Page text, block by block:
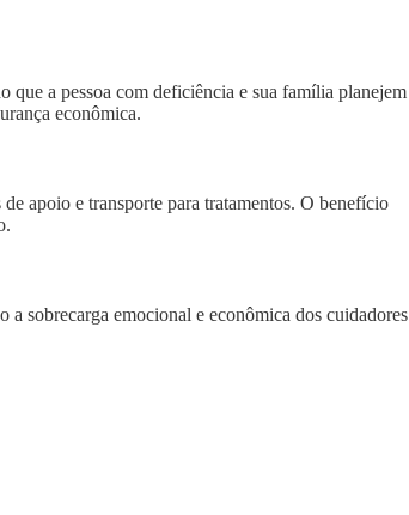
a pessoa com deficiência e sua família planejem
econômica.
apoio e transporte para tratamentos. O benefício
sobrecarga emocional e econômica dos cuidadores